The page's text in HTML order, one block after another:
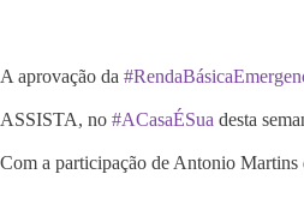
A aprovação da
ASSISTA, no #ACasaÉSua desta
Com a participação de Antonio Martins